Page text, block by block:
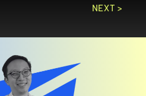
NEXT >